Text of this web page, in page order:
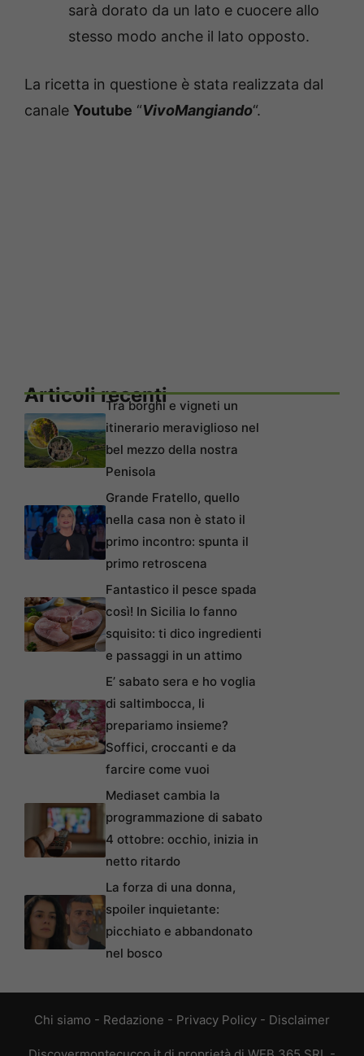
sarà dorato da un lato e cuocere allo
stesso modo anche il lato opposto.
La ricetta in questione è stata realizzata dal
canale Youtube “VivoMangiando“.
Articoli recentiTra borghi e vigneti un
itinerario meraviglioso nel
bel mezzo della nostra
Penisola
Grande Fratello, quello
nella casa non è stato il
primo incontro: spunta il
primo retroscena
Fantastico il pesce spada
così! In Sicilia lo fanno
squisito: ti dico ingredienti
e passaggi in un attimo
E’ sabato sera e ho voglia
di saltimbocca, li
prepariamo insieme?
Soffici, croccanti e da
farcire come vuoi
Mediaset cambia la
programmazione di sabato
4 ottobre: occhio, inizia in
netto ritardo
La forza di una donna,
spoiler inquietante:
picchiato e abbandonato
nel bosco
Chi siamo - Redazione - Privacy Policy - Disclaimer